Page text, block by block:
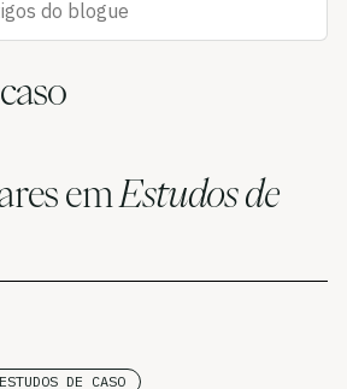
por IA
em Estudos de
ESTUDOS DE CASO